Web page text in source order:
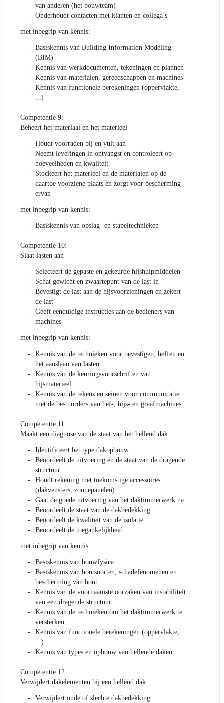
van anderen (het bouwteam)
Onderhoudt contacten met klanten en collega’s
met inbegrip van kennis:
Basiskennis van Building Information Modeling
(BIM)
Kennis van werkdocumenten, tekeningen en plannen
Kennis van materialen, gereedschappen en machines
Kennis van functionele berekeningen (oppervlakte,
...)
Competentie 9:
Beheert het materiaal en het materieel
Houdt voorraden bij en vult aan
Neemt leveringen in ontvangst en controleert op
hoeveelheden en kwaliteit
Stockeert het materieel en de materialen op de
daartoe voorziene plaats en zorgt voor bescherming
ervan
met inbegrip van kennis:
Basiskennis van opslag- en stapeltechnieken
Competentie 10:
Slaat lasten aan
Selecteert de gepaste en gekeurde hijshulpmiddelen
Schat gewicht en zwaartepunt van de last in
Bevestigt de last aan de hijsvoorzieningen en zekert
de last
Geeft eenduidige instructies aan de bedieners van
machines
met inbegrip van kennis:
Kennis van de technieken voor bevestigen, heffen en
het aanslaan van lasten
Kennis van de keuringsvoorschriften van
hijsmaterieel
Kennis van de tekens en seinen voor communicatie
met de bestuurders van hef-, hijs- en graafmachines
Competentie 11:
Maakt een diagnose van de staat van het hellend dak
Identificeert het type dakopbouw
Beoordeelt de uitvoering en de staat van de dragende
structuur
Houdt rekening met toekomstige accessoires
(dakvensters, zonnepanelen)
Gaat de goede uitvoering van het daktimmerwerk na
Beoordeelt de staat van de dakbedekking
Beoordeelt de kwaliteit van de isolatie
Beoordeelt de toegankelijkheid
met inbegrip van kennis:
Basiskennis van bouwfysica
Basiskennis van houtsoorten, schadefenomenen en
bescherming van hout
Kennis van de voornaamste oorzaken van instabiliteit
van een dragende structuur
Kennis van de technieken om het daktimmerwerk te
versterken
Kennis van functionele berekeningen (oppervlakte,
...)
Kennis van types en opbouw van hellende daken
Competentie 12:
Verwijdert dakelementen bij een hellend dak
Verwijdert oude of slechte dakbedekking